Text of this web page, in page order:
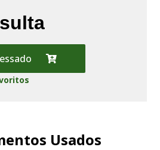
Usados